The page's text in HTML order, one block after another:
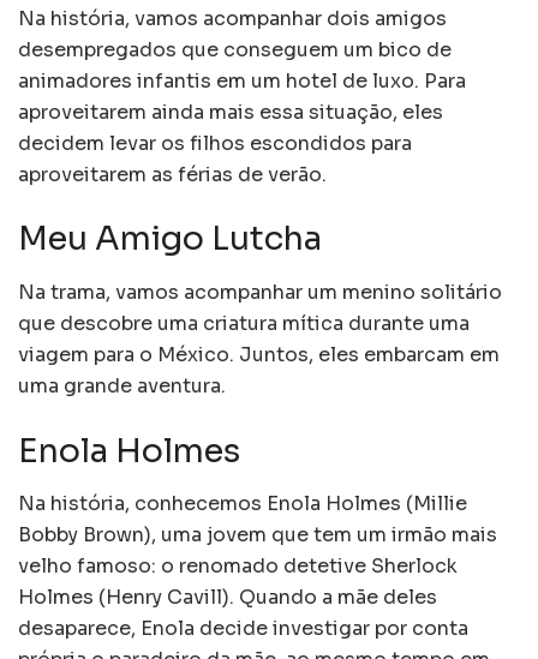
Na história, vamos acompanhar dois amigos
desempregados que conseguem um bico de
animadores infantis em um hotel de luxo. Para
aproveitarem ainda mais essa situação, eles
decidem levar os filhos escondidos para
aproveitarem as férias de verão.
Meu Amigo Lutcha
Na trama, vamos acompanhar um menino solitário
que descobre uma criatura mítica durante uma
viagem para o México. Juntos, eles embarcam em
uma grande aventura.
Enola Holmes
Na história, conhecemos Enola Holmes (Millie
Bobby Brown), uma jovem que tem um irmão mais
velho famoso: o renomado detetive Sherlock
Holmes (Henry Cavill). Quando a mãe deles
desaparece, Enola decide investigar por conta